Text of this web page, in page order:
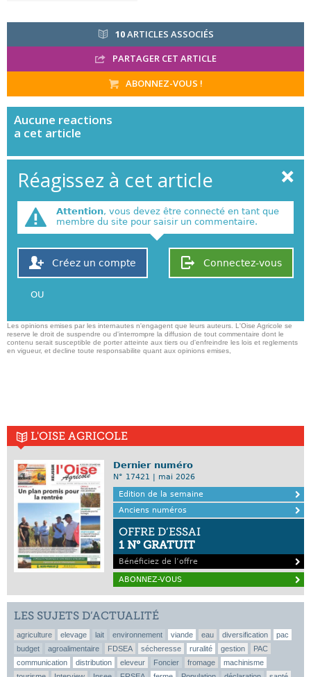
10ARTICLES ASSOCIÉS
PARTAGER CET ARTICLE
ABONNEZ-VOUS !
Aucune reactions
a cet article
Réagissez à cet article
Attention, vous devez être connecté en tant que
membre du site pour saisir un commentaire.
Connectez-vous
Créez un compte
OU
Les opinions emises par les internautes n'engagent que leurs auteurs. L'Oise Agricole se
reserve le droit de suspendre ou d'interrompre la diffusion de tout commentaire dont le
contenu serait susceptible de porter atteinte aux tiers ou d'enfreindre les lois et reglements
en vigueur, et decline toute responsabilite quant aux opinions emises,
L'OISE AGRICOLE
Dernier numéro
N° 17421 | mai 2026
Edition de la semaine
Anciens numéros
OFFRE D’ESSAI
1 N° GRATUIT
Bénéficiez de l’offre
ABONNEZ-VOUS
LES SUJETS D’ACTUALITÉ
agriculture elevage lait environnement viande eau diversification
pac
budget
agroalimentaire FDSEA sécheresse ruralité gestion
PAC
communication
distribution eleveur Foncier fromage
machinisme